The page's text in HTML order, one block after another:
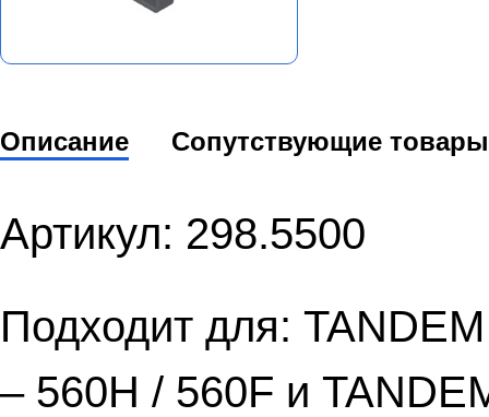
Описание Сопутствующие товары
Артикул: 298.5500
Подходит для:
– 560H / 560F и